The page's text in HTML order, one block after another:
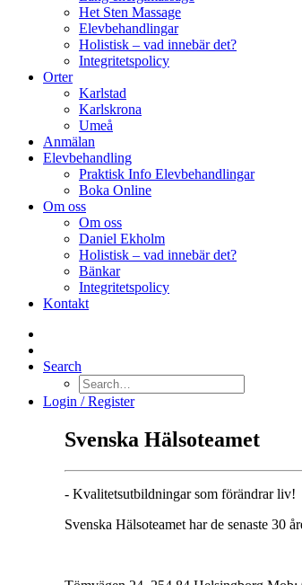
Het Sten Massage
Elevbehandlingar
Holistisk – vad innebär det?
Integritetspolicy
Orter
Karlstad
Karlskrona
Umeå
Anmälan
Elevbehandling
Praktisk Info Elevbehandlingar
Boka Online
Om oss
Om oss
Daniel Ekholm
Holistisk – vad innebär det?
Bänkar
Integritetspolicy
Kontakt
Search
Login / Register
Svenska Hälsoteamet
- Kvalitetsutbildningar som förändrar liv!
Svenska Hälsoteamet har de senaste 30